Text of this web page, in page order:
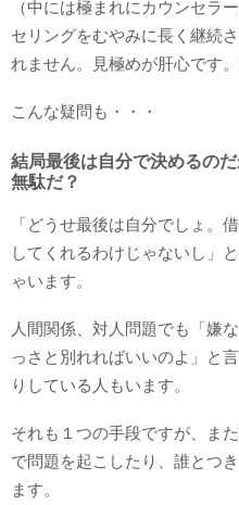
（中には極まれにカウンセラ
セリングをむやみに長く継続
れません。見極めが肝心です。
こんな疑問も・・・
結局最後は自分で決めるの
無駄だ？
「どうせ最後は自分でしょ。
してくれるわけじゃないし」
ゃいます。
人間関係、対人問題でも「嫌
っさと別れればいいのよ」と
りしている人もいます。
それも１つの手段ですが、ま
で問題を起こしたり、誰とつ
ます。